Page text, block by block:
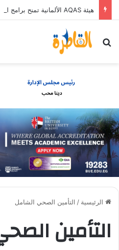
بحث عن
الرئيسية / التأمين الصحي الشامل
التأمين